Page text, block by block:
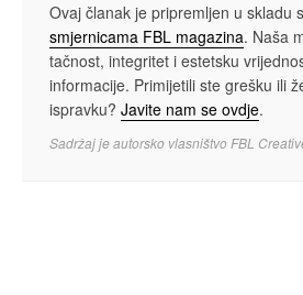
Ovaj članak je pripremljen u skladu
smjernicama FBL magazina. Naša
tačnost, integritet i estetsku
informacije. Primijetili ste grešku ili
ispravku? Javite nam se ovdje.
Sadržaj je autorsko vlasništvo FBL